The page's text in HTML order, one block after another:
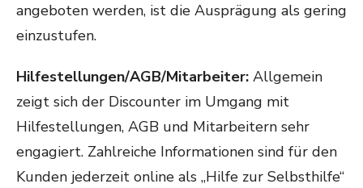
angeboten werden, ist die Ausprägung als gering
einzustufen.
Hilfestellungen/AGB/Mitarbeiter: Allgemein
zeigt sich der Discounter im Umgang mit
Hilfestellungen, AGB und Mitarbeitern sehr
engagiert. Zahlreiche Informationen sind für den
Kunden jederzeit online als „Hilfe zur Selbsthilfe“